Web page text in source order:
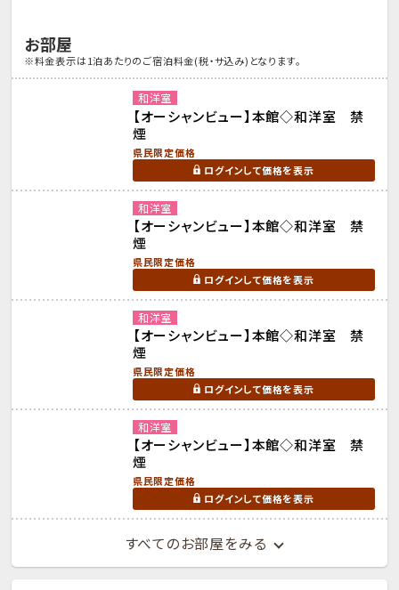
お部屋
※料金表示は1泊あたりのご宿泊料金(税・サ込み)となります。
和洋室
【オーシャンビュー】本館◇和洋室 禁
煙
県民限定価格
ログインして価格を表示
和洋室
【オーシャンビュー】本館◇和洋室 禁
煙
県民限定価格
ログインして価格を表示
和洋室
【オーシャンビュー】本館◇和洋室 禁
煙
県民限定価格
ログインして価格を表示
和洋室
【オーシャンビュー】本館◇和洋室 禁
煙
県民限定価格
ログインして価格を表示
すべてのお部屋をみる